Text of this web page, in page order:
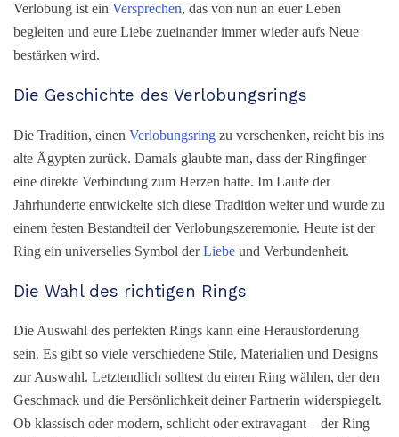
Verlobung ist ein Versprechen, das von nun an euer Leben
begleiten und eure Liebe zueinander immer wieder aufs Neue
bestärken wird.
Die Geschichte des Verlobungsrings
Die Tradition, einen Verlobungsring zu verschenken, reicht bis ins
alte Ägypten zurück. Damals glaubte man, dass der Ringfinger
eine direkte Verbindung zum Herzen hatte. Im Laufe der
Jahrhunderte entwickelte sich diese Tradition weiter und wurde zu
einem festen Bestandteil der Verlobungszeremonie. Heute ist der
Ring ein universelles Symbol derLiebe und Verbundenheit.
Die Wahl des richtigen Rings
Die Auswahl des perfekten Rings kann eine Herausforderung
sein. Es gibt so viele verschiedene Stile, Materialien und Designs
zur Auswahl. Letztendlich solltest du einen Ring wählen, der den
Geschmack und die Persönlichkeit deiner Partnerin widerspiegelt.
Ob klassisch oder modern, schlicht oder extravagant – der Ring